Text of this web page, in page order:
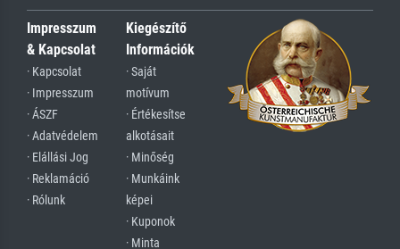
Impresszum
& Kapcsolat
· Kapcsolat
· Impresszum
· ÁSZF
· Adatvédelem
· Elállási Jog
· Reklamáció
· Rólunk
Kiegészítő
Információk
· Saját
motívum
· Értékesítse
alkotásait
· Minőség
· Munkáink
képei
· Kuponok
· Minta